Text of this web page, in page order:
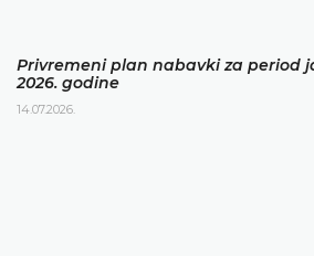
Privremeni plan nabavki za period
2026. godine
14.07.2026.